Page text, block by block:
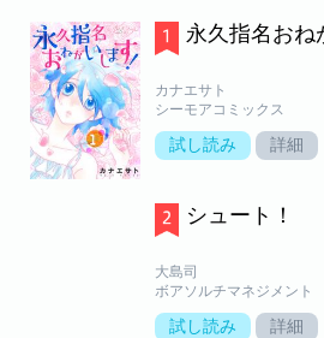
永久指名おね
カナエサト
シーモアコミックス
試し読み 詳細
シュート！
大島司
ボアソルチマネジメント
試し読み 詳細